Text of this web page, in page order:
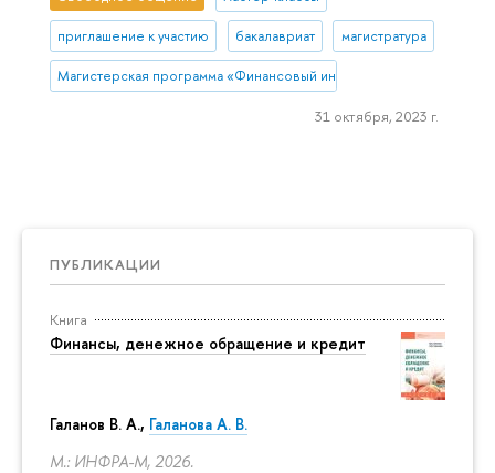
ПУБЛИКАЦИИ
Книга
Финансы, денежное обращение и кредит
Галанов В. А., Галанова А. В.
М.: ИНФРА-М, 2026.
приглашение к участию бакалавриат магистратура
Магистерская программа «Финансовый инжиниринг»
31 октября, 2023 г.